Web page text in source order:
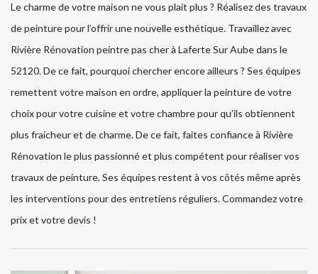
Le charme de votre maison ne vous plait plus ? Réalisez des travaux
de peinture pour l’offrir une nouvelle esthétique. Travaillez avec
Rivière Rénovation peintre pas cher à Laferte Sur Aube dans le
52120. De ce fait, pourquoi chercher encore ailleurs ? Ses équipes
remettent votre maison en ordre, appliquer la peinture de votre
choix pour votre cuisine et votre chambre pour qu’ils obtiennent
plus fraicheur et de charme. De ce fait, faites confiance à Rivière
Rénovation le plus passionné et plus compétent pour réaliser vos
travaux de peinture. Ses équipes restent à vos côtés même après
les interventions pour des entretiens réguliers. Commandez votre
prix et votre devis !